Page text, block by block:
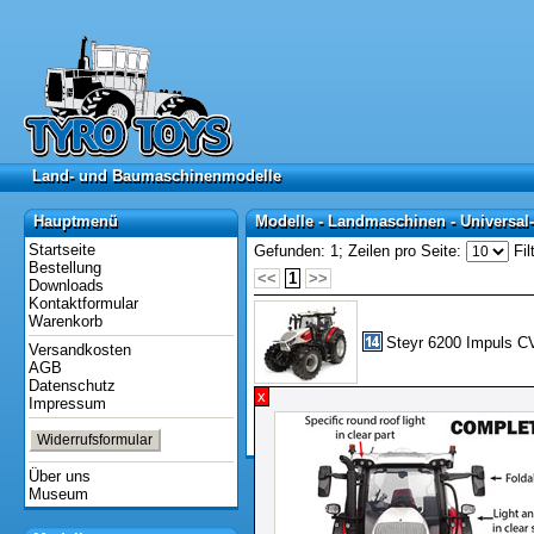
Land- und Baumaschinenmodelle
Land- und Baumaschinenmodelle
Hauptmenü
Hauptmenü
Startseite
Bestellung
Downloads
Kontaktformular
Warenkorb
Versandkosten
AGB
Datenschutz
Impressum
Widerrufsformular
Über uns
Museum
Modelle - Landmaschinen -
Modelle - Landmaschinen -
Gefunden: 1; Zeilen pro Seite:
<<
1 >>
x
Steyr 6200 Impuls
<<
Dauer: 0,23 Sekunden